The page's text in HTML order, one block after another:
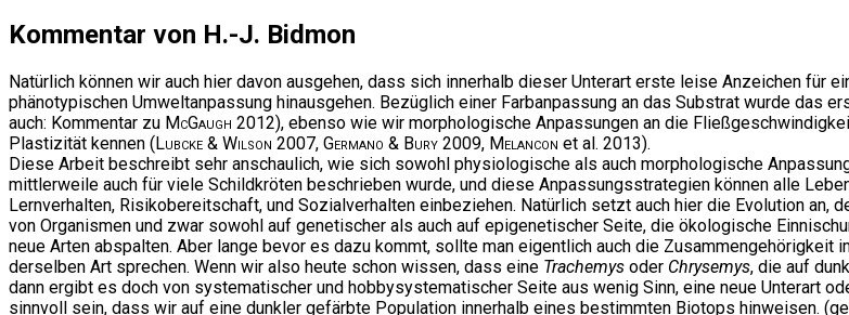
Kommentar von H.-J. Bidmon
Natürlich können wir auch hier davon ausgehen, dass sich innerhalb dieser Unterart erste leise Anzeichen für
phänotypischen Umweltanpassung hinausgehen. Bezüglich einer Farbanpassung an das Substrat wurde das
auch: Kommentar zu McGaugh 2012), ebenso wie wir morphologische Anpassungen an die
Plastizität kennen (Lubcke & Wilson 2007, Germano & Bury 2009, Melancon et al. 2013).
Diese Arbeit beschreibt sehr anschaulich, wie sich sowohl physiologische als auch morphologische
mittlerweile auch für viele Schildkröten beschrieben wurde, und diese Anpassungsstrategien können alle
Lernverhalten, Risikobereitschaft, und Sozialverhalten einbeziehen. Natürlich setzt auch hier die Evolution
von Organismen und zwar sowohl auf genetischer als auch auf epigenetischer Seite, die ökologische
neue Arten abspalten. Aber lange bevor es dazu kommt, sollte man eigentlich auch die Zusammengehörigkeit
derselben Art sprechen. Wenn wir also heute schon wissen, dass eine Trachemys oder Chrysemys, die auf
dann ergibt es doch von systematischer und hobbysystematischer Seite aus wenig Sinn, eine neue Unterart
sinnvoll sein, dass wir auf eine dunkler gefärbte Population innerhalb eines bestimmten Biotops hinweisen.